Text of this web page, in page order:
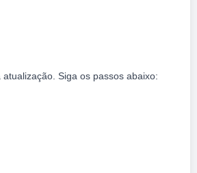
Siga os passos abaixo: